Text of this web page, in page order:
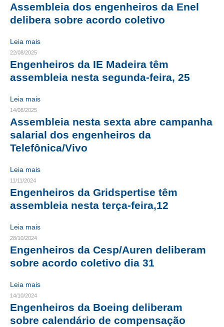
COMPOSIÇÃO
PERSONALIDADES DA TECNOLOGIA
NÚCLEO DA MULHER ENGENHEIRA
JURÍDICO
CONSULTORIA
ACORDOS, CONVENÇÕES E DISSÍDIOS
CONTRIBUIÇÕES
CONTRIBUIÇÃO ASSISTENCIAL
CONTRIBUIÇÃO ASSOCIATIVA OU ANUIDADE DE SÓCIO
REVISÃO DE APOSENTADORIA
FGTS CORREÇÃO
LEGISLAÇÃO
Assembleia dos engenheiros da Enel
delibera sobre acordo coletivo
Leia mais
22/08/2025
Engenheiros da IE Madeira têm
assembleia nesta segunda-feira, 25
Leia mais
14/08/2025
Assembleia nesta sexta abre campanha
salarial dos engenheiros da
Telefônica/Vivo
Leia mais
11/11/2024
Engenheiros da Gridspertise têm
assembleia nesta terça-feira,12
Leia mais
28/10/2024
Engenheiros da Cesp/Auren deliberam
sobre acordo coletivo dia 31
Leia mais
14/10/2024
Engenheiros da Boeing deliberam
sobre calendário de compensação